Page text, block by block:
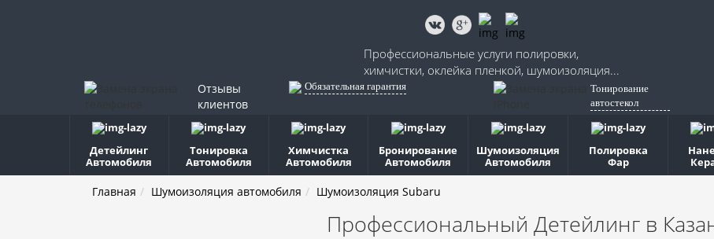
Профессиональные услуги полировки,
химчистки, оклейка пленкой, шумоизоляция...
Отзывы
клиентов
Обязательная гарантия
Тонирование
автостекол
Детейлинг
Автомобиля
Тонировка
Автомобиля
Химчистка
Автомобиля
Бронирование
Автомобиля
Шумоизоляция
Автомобиля
Полировка
Фар
Главная Шумоизоляция автомобиля Шумоизоляция Subaru
Профессиональный Детейлинг в